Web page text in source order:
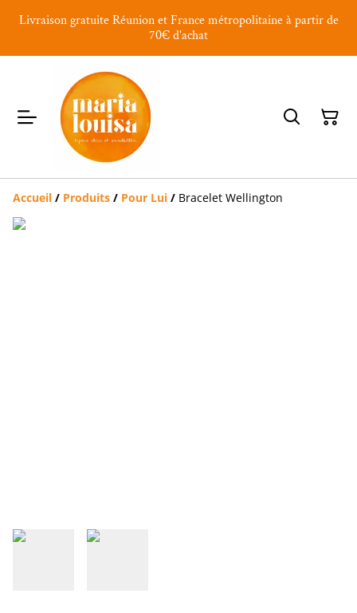
Livraison gratuite Réunion et France métropolitaine à partir de
70€ d'achat
Accueil / Produits / Pour Lui / Bracelet Wellington